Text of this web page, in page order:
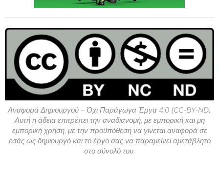
Αναφορά Δημιουργού – Όχι Παράγωγα Έργα 4.0 (CC-BY-ND)
Αυτή η άδεια επιτρέπει την αναδιανομή, με εμπορική και μη
εμπορική χρήση, με την προϋπόθεση να γίνεται αναφορά σε
εσάς ως δημιουργό και το έργο σας να παραμείνει αμετάβλητο
στο σύνολό του.